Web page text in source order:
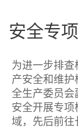
安全专
为进一步排
产安全和维护
全生产委员会
安全开展专
域，先后前往